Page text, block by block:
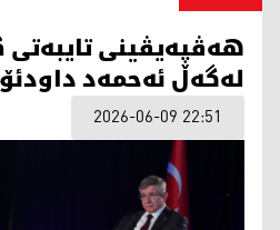
لەگەڵ ئەحمەد
2026-06-09 22:51